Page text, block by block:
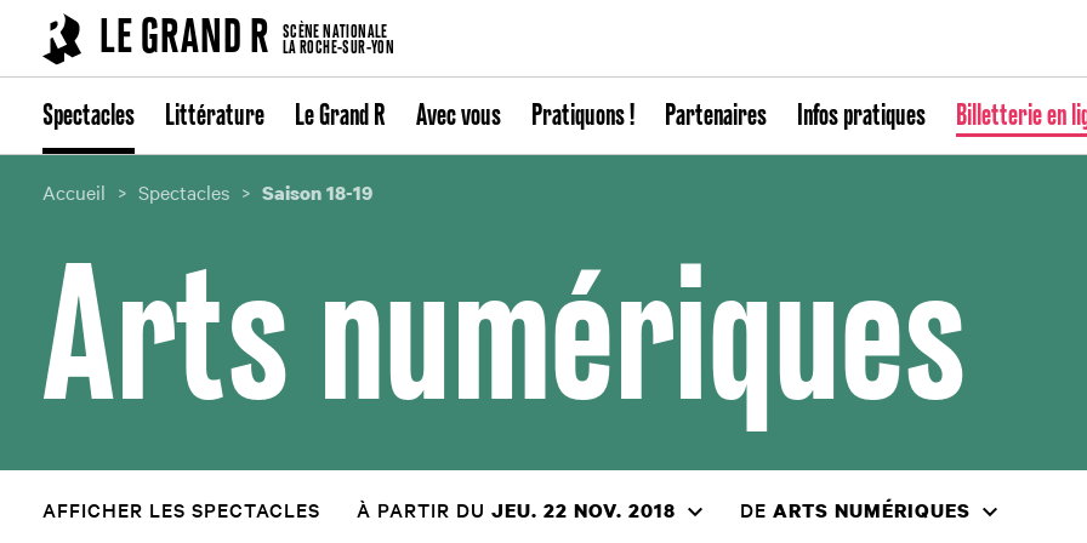
LE GRAND R
SCÈNE NATIONALE
LA ROCHE-SUR-YON
Spectacles Littérature Le Grand R Avec vous Pratiquons ! Partenaires Infos pratiques Billetterie en
Accueil Spectacles Saison 18-19
Arts numériques
AFFICHER LES SPECTACLES À PARTIR DU JEU. 22 NOV. 2018 DE ARTS NUMÉRIQUES
Cookies management panel